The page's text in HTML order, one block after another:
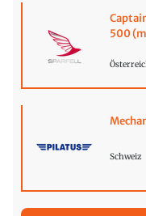
500
Schweiz